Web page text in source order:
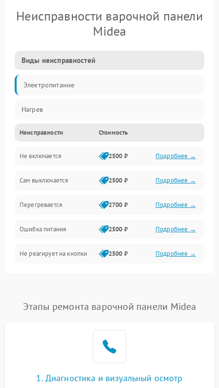
Неисправности варочной панели
Midea
Виды неисправностей
Электропитание
Нагрев
Неисправности Стоимость
Не включается 2500 ₽ Подробнее →
Сам выключается 2500 ₽ Подробнее →
Перегревается 2700 ₽ Подробнее →
Ошибка питания 2500 ₽ Подробнее →
Не реагирует на кнопки 2500 ₽ Подробнее →
Этапы ремонта варочной панели Midea
1. Диагностика и визуальный осмотр